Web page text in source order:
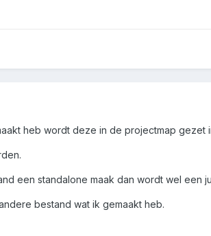
heb wordt deze in de projectmap
een standalone maak dan wordt wel
bestand wat ik gemaakt heb.